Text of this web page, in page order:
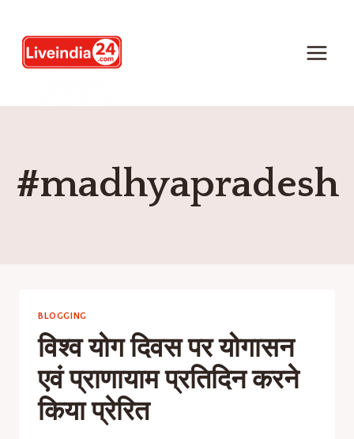
#madhyapradesh
BLOGGING
विश्व योग दिवस पर योगासन
एवं प्राणायाम प्रतिदिन करने
किया प्रेरित